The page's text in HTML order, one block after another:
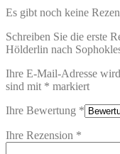
Es gibt noch keine
Schreiben Sie die erste
Hölderlin nach
Ihre E-Mail-Adresse
sind mit * markiert
Ihre Bewertung *
Ihre Rezension *